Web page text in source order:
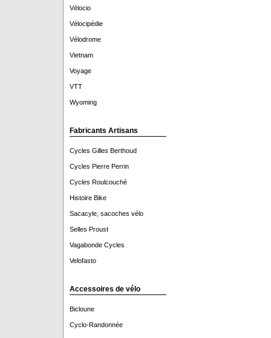
Vélocio
Vélocipédie
Vélodrome
Vietnam
Voyage
VTT
Wyoming
Fabricants Artisans
Cycles Gilles Berthoud
Cycles Pierre Perrin
Cycles Roulcouché
Histoire Bike
Sacacyle, sacoches vélo
Selles Proust
Vagabonde Cycles
Velofasto
Accessoires de vélo
Bicloune
Cyclo-Randonnée